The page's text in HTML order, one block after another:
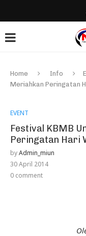
Home Info
Meriahkan Peringatan
EVENT
Festival KBMB
Peringatan Hari
byAdmin_miun
30 April 2014
0 comment